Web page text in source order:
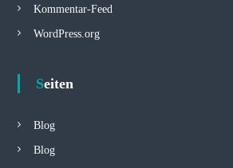
Kommentar-Feed
WordPress.org
Seiten
Blog
Blog